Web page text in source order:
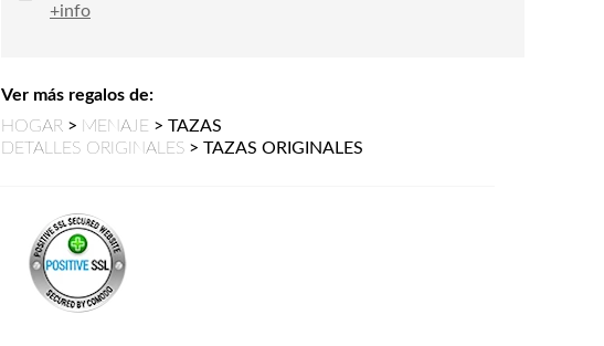
+info
Ver más regalos de:
HOGAR > MENAJE > TAZAS
DETALLES ORIGINALES > TAZAS ORIGINALES